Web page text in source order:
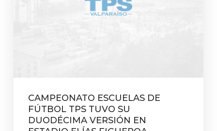
CAMPEONATO ESCUELAS DE
FÚTBOL TPS TUVO SU
DUODÉCIMA VERSIÓN EN